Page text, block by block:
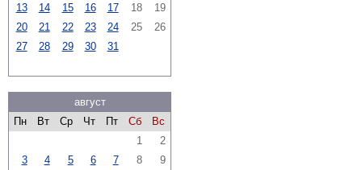
13
14 15 16 17 18
19
20
21 22 23 24 25
26
27
28 29 30 31
август
Пн
Вт Ср Чт Пт Сб
Вс
1
2
3
4 5 6 7 8
9